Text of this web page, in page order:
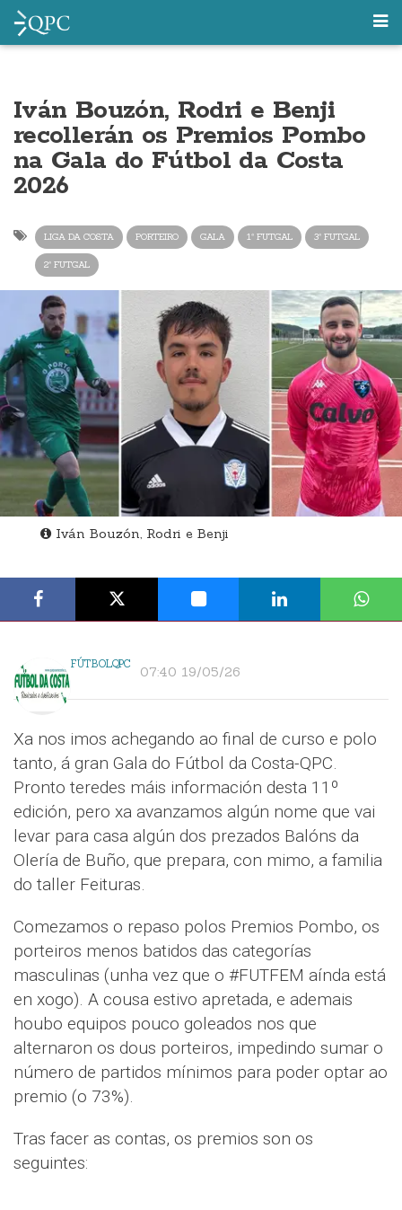
Iván Bouzón, Rodri e Benji
recollerán os Premios Pombo
na Gala do Fútbol da Costa
2026
LIGA DA COSTA PORTEIRO GALA 1ª FUTGAL 3ª FUTGAL
2ª FUTGAL
Iván Bouzón, Rodri e Benji
FÚTBOLQPC 07:40 19/05/26
Xa nos imos achegando ao final de curso e polo
tanto, á gran Gala do Fútbol da Costa-QPC.
Pronto teredes máis información desta 11º
edición, pero xa avanzamos algún nome que vai
levar para casa algún dos prezados Balóns da
Olería de Buño, que prepara, con mimo, a familia
do taller Feituras.
Comezamos o repaso polos Premios Pombo, os
porteiros menos batidos das categorías
masculinas (unha vez que o #FUTFEM aínda está
en xogo). A cousa estivo apretada, e ademais
houbo equipos pouco goleados nos que
alternaron os dous porteiros, impedindo sumar o
número de partidos mínimos para poder optar ao
premio (o 73%).
Tras facer as contas, os premios son os
seguintes: